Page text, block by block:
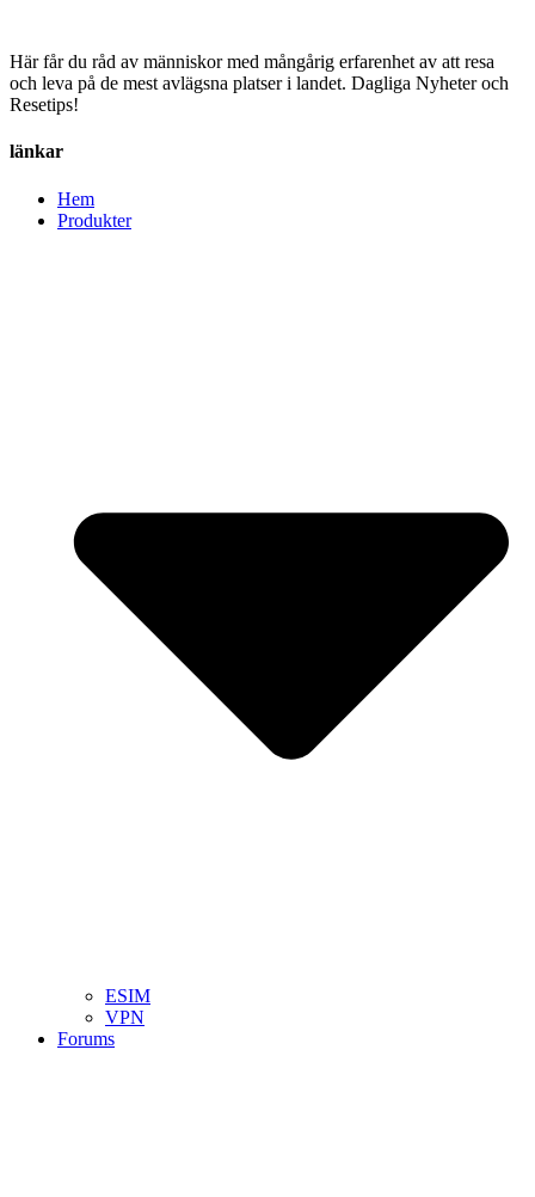
Här får du råd av människor med mångårig erfarenhet av att resa
och leva på de mest avlägsna platser i landet. Dagliga Nyheter och
Resetips!
länkar
Hem
Produkter
ESIM
VPN
Forums